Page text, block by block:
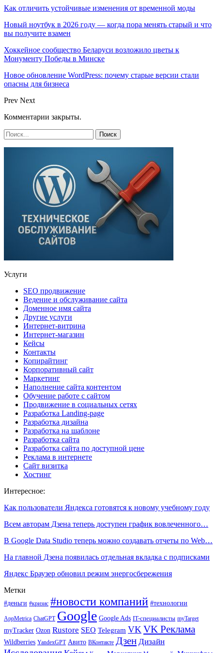
Как отличить устойчивые изменения от временной моды
Новый ноутбук в 2026 году — когда пора менять старый и что
вы получите взамен
Хоккейное сообщество Беларуси возложило цветы к
Монументу Победы в Минске
Новое обновление WordPress: почему старые версии стали
опасны для бизнеса
Prev Next
Комментарии закрыты.
Услуги
SEO продвижение
Ведение и обслуживание сайта
Доменное имя сайта
Другие услуги
Интернет-витрина
Интернет-магазин
Кейсы
Контакты
Копирайтинг
Корпоративный сайт
Маркетинг
Наполнение сайта контентом
Обучение работе с сайтом
Продвижение в социальных сетях
Разработка Landing-page
Разработка дизайна
Разработка на шаблоне
Разработка сайта
Разработка сайта по доступной цене
Реклама в интернете
Сайт визитка
Хостинг
Интересное:
Как пользователи Яндекса готовятся к новому учебному году
Всем авторам Дзена теперь доступен график вовлеченного…
В Google Data Studio теперь можно создавать отчеты по Web…
На главной Дзена появилась отдельная вкладка с подписками
Яндекс Браузер обновил режим энергосбережения
Метки
#деньги #кризис #новости компаний #технологии
AppMetrica ChatGPT Google Google Ads IT-специалисты myTarget
myTracker Ozon Rustore SEO Telegram VK VK Реклама
Wildberries YandexGPT Авито ВКонтакте Дзен Дизайн